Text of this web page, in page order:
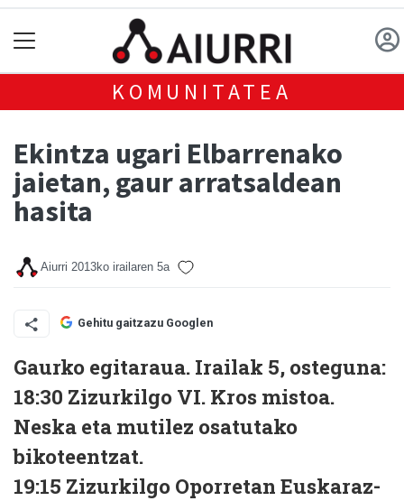
KOMUNITATEA
Ekintza ugari Elbarrenako
jaietan, gaur arratsaldean
hasita
Aiurri 2013ko irailaren 5a
Gehitu gaitzazu Googlen
Gaurko egitaraua. Irailak 5, osteguna:
18:30 Zizurkilgo VI. Kros mistoa.
Neska eta mutilez osatutako
bikoteentzat.
19:15 Zizurkilgo Oporretan Euskaraz-